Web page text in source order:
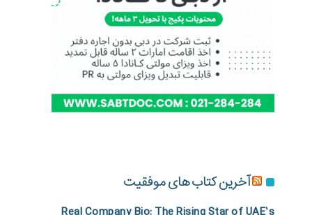
آخرین کتاب های موفقیت